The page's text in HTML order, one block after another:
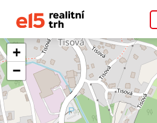
+
−